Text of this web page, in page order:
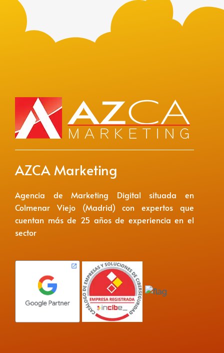
AZCA Marketing
Agencia de Marketing Digital situada en
Colmenar Viejo (Madrid) con expertos que
cuentan más de 25 años de experiencia en el
sector